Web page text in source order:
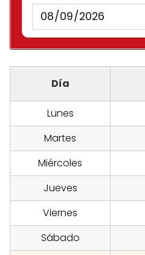
Día
Lunes
Martes
Miércoles
Jueves
Viernes
Sábado